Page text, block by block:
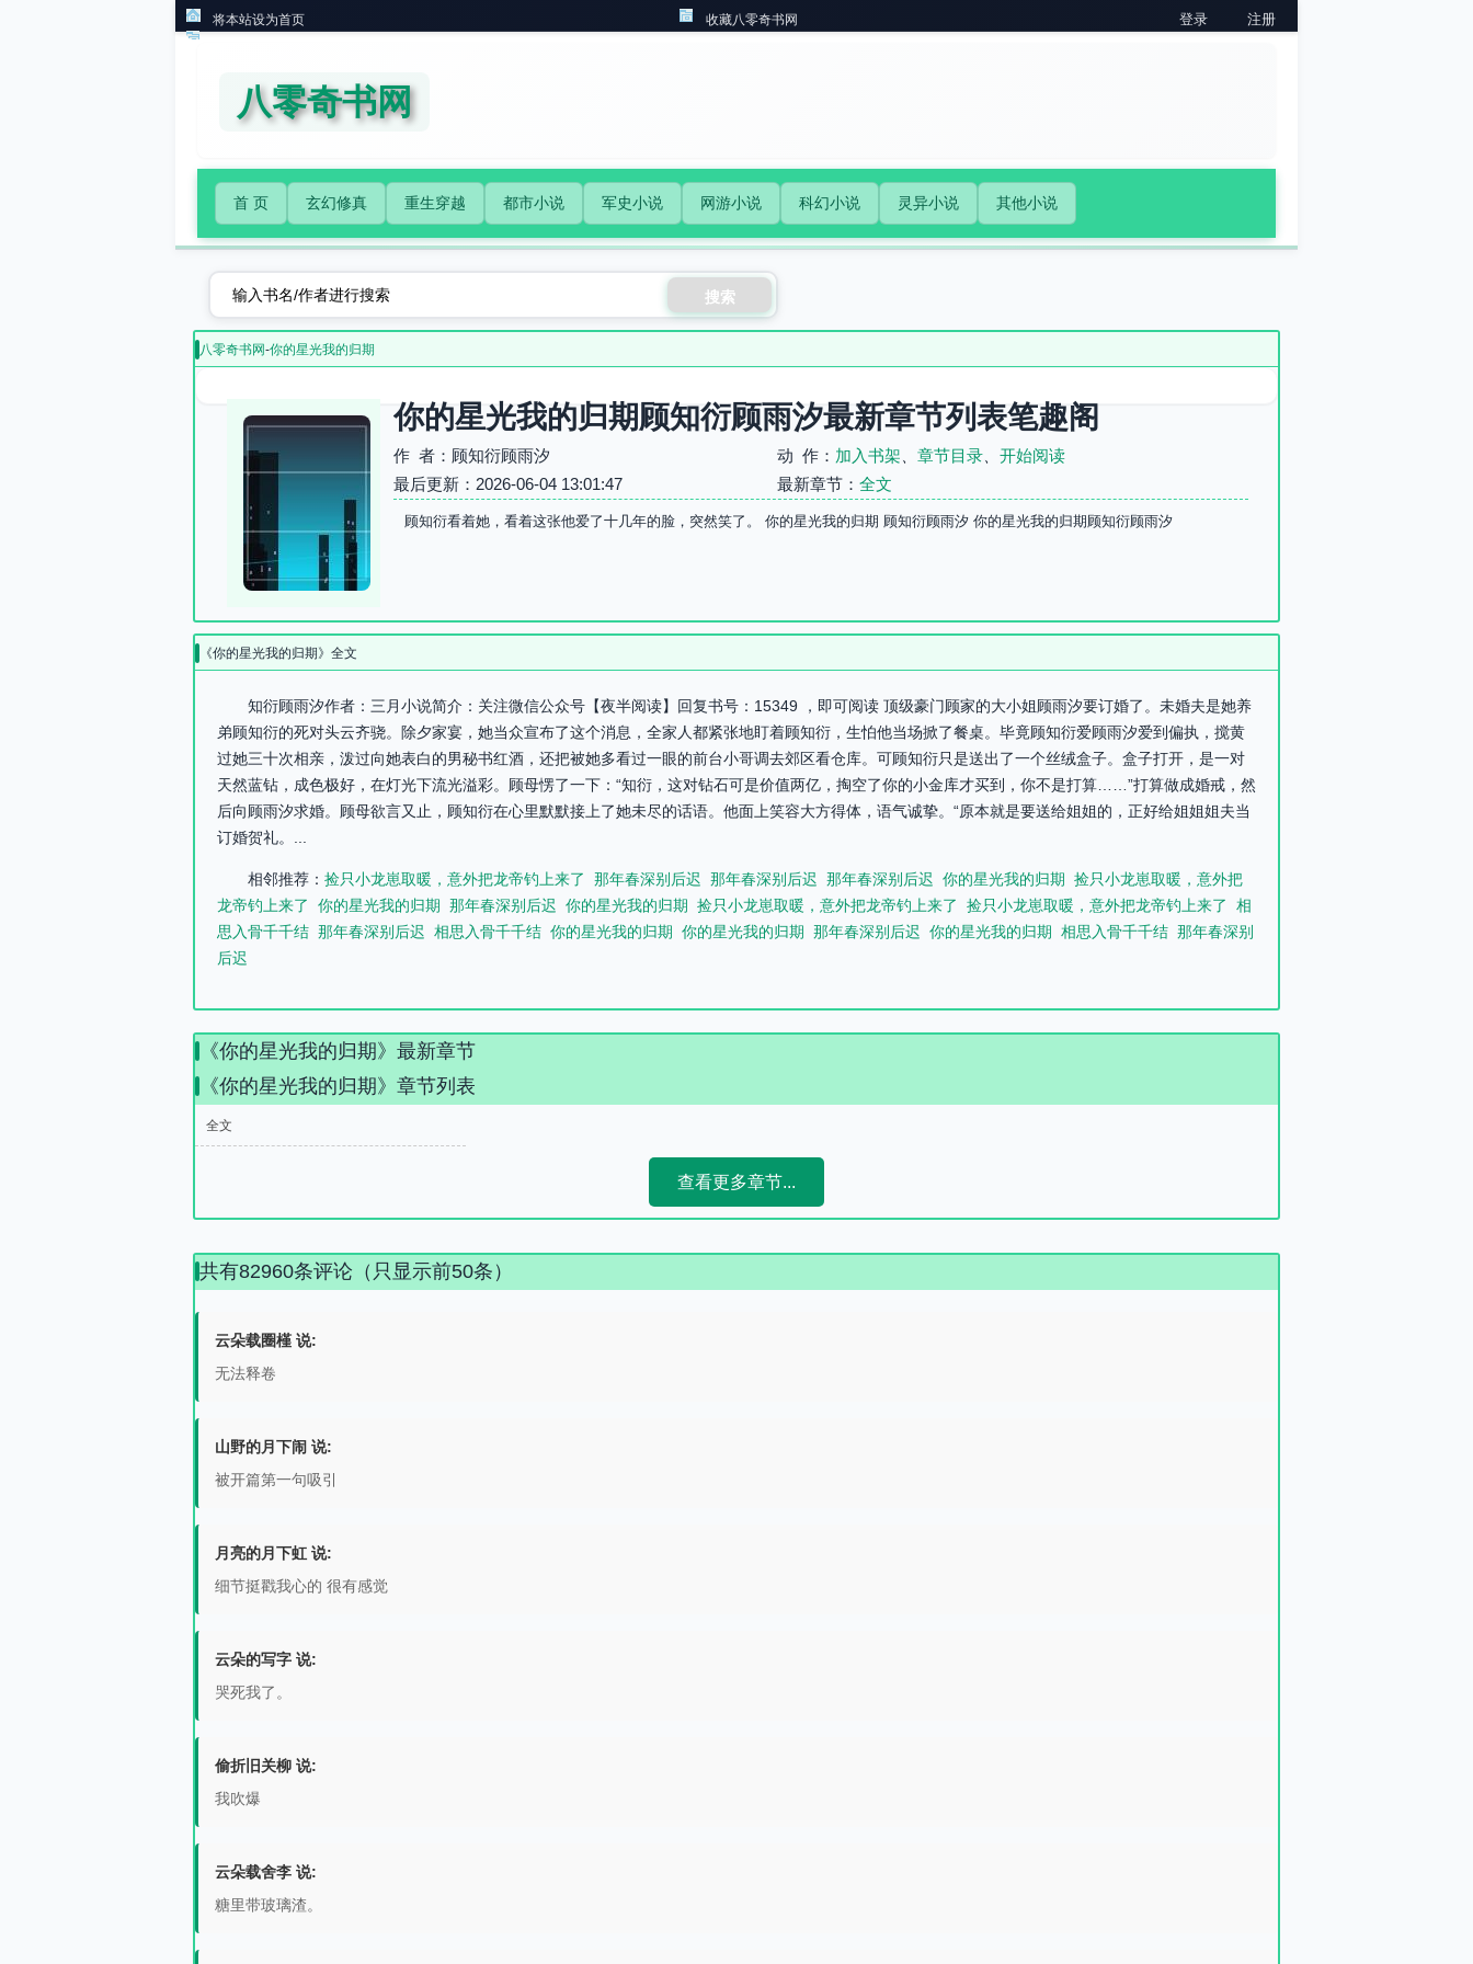
将本站设为首页 收藏八零奇书网 登录 注册
八零奇书网
首 页 玄幻修真 重生穿越 都市小说 军史小说 网游小说 科幻小说 灵异小说 其他小说
搜索
八零奇书网-你的星光我的归期
你的星光我的归期顾知衍顾雨汐最新章节列表笔趣阁
作 者：顾知衍顾雨汐 动 作： 加入书架 章节目录
开始阅读
最后更新：2026-06-04 13:01:47
最新章节： 全文
顾知衍看着她，看着这张他爱了十几年的脸，突然笑了。 你的星光我的归期 顾知衍顾雨汐 你的星光我的归期顾知衍顾雨汐
《你的星光我的归期》全文
知衍顾雨汐作者：三月小说简介：关注微信公众号【夜半阅读】回复书号：15349 ，即可阅读 顶级豪门顾家的大小姐顾雨汐要订婚了。未婚夫是她养
弟顾知衍的死对头云齐骁。除夕家宴，她当众宣布了这个消息，全家人都紧张地盯着顾知衍，生怕他当场掀了餐桌。毕竟顾知衍爱顾雨汐爱到偏执，搅黄
过她三十次相亲，泼过向她表白的男秘书红酒，还把被她多看过一眼的前台小哥调去郊区看仓库。可顾知衍只是送出了一个丝绒盒子。盒子打开，是一对
天然蓝钻，成色极好，在灯光下流光溢彩。顾母愣了一下：“知衍，这对钻石可是价值两亿，掏空了你的小金库才买到，你不是打算……”打算做成婚戒，然
后向顾雨汐求婚。顾母欲言又止，顾知衍在心里默默接上了她未尽的话语。他面上笑容大方得体，语气诚挚。“原本就是要送给姐姐的，正好给姐姐姐夫当
订婚贺礼。...
相邻推荐： 捡只小龙崽取暖，意外把龙帝钓上来了 那年春深别后迟 那年春深别后迟 那年春深别后迟 你的星光我的归期 捡只小龙崽取暖，意外把
龙帝钓上来了
你的星光我的归期 那年春深别后迟 你的星光我的归期 捡只小龙崽取暖，意外把龙帝钓上来了 捡只小龙崽取暖，意外把龙帝钓上来了
相
思入骨千千结 那年春深别后迟 相思入骨千千结 你的星光我的归期 你的星光我的归期 那年春深别后迟 你的星光我的归期 相思入骨千千结 那年春深别
后迟
《你的星光我的归期》最新章节
《你的星光我的归期》章节列表
全文
查看更多章节...
共有82960条评论（只显示前50条）
云朵载圈槿 说:
无法释卷
山野的月下闹 说:
被开篇第一句吸引
月亮的月下虹 说:
细节挺戳我心的 很有感觉
云朵的写字 说:
哭死我了。
偷折旧关柳 说:
我吹爆
云朵载舍李 说:
糖里带玻璃渣。